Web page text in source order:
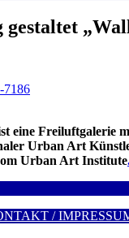
eine Freiluftgalerie
Urban Art
Urban Art Institute
/